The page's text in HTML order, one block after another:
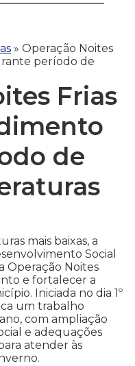
» Operação Noites
período de
Frias
de
mais baixas, a
Social
Operação Noites
e fortalecer a
Iniciada no dia 1º
um trabalho
com ampliação
e adequações
atender às